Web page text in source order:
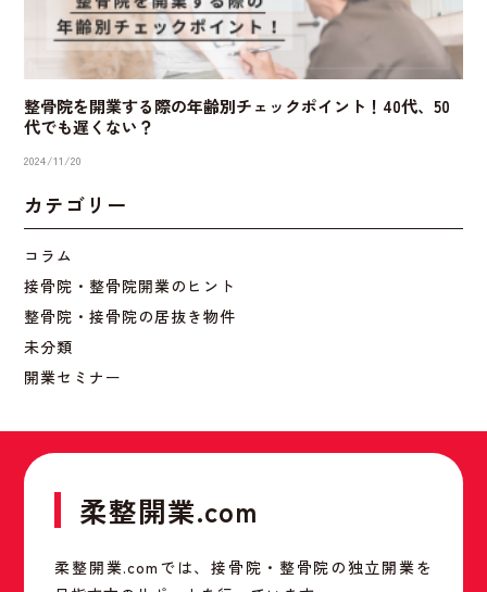
整骨院を開業する際の年齢別チェックポイント！40代、50
代でも遅くない？
2024/11/20
カテゴリー
コラム
接骨院・整骨院開業のヒント
整骨院・接骨院の居抜き物件
未分類
開業セミナー
柔整開業.com
柔整開業.comでは、接骨院・整骨院の独立開業を